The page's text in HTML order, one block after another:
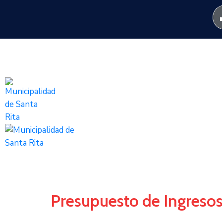
Presupuesto de